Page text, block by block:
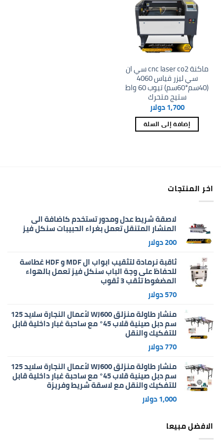
wishlist
ماكنة cnc laser co2 سي ان
سي ليزر قياس 4060
(40سم*60سم) تيوب 60 واط
ستيج متحرك
1,700دولار
إضافة إلى السلة
اخر المنتجات
لاصقة شريط عدل ومدور تستخدم كاضافة الى
المنشار المتنقل تعمل بغراء الحبيبات سنكل فيز
200دولار
ثاقبة نرمادة لتثقيب ابواب ال MDF و HDF غطاسة
للحفاظ على وجة الباب سنكل فيز تعمل بالهواء
المضغوط تثقب 3 ثقوب
570دولار
منشار طاولة منزلق WJ600 لأعمال النجارة سلايد 125
سم دبل صينية قلاب 45° مع ساحبة غبار داخلية قابل
للتفكيك والنقل
770دولار
منشار طاولة منزلق WJ600 لأعمال النجارة سلايد 125
سم دبل صينية قلاب 45° مع ساحبة غبار داخلية قابل
للتفكيك والنقل مع لاسقة شريط وفريزة
1,000دولار
الافضل مبيعا